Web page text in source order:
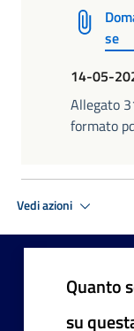
se
14-05-
Allegato
formato
Vedi azioni
Quanto
su